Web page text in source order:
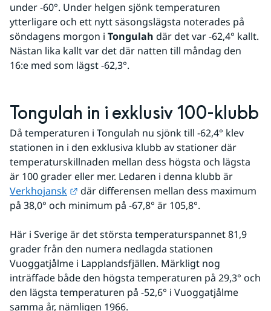
under -60°. Under helgen sjönk temperaturen
ytterligare och ett nytt säsongslägsta noterades på
söndagens morgon i Tongulah där det var -62,4° kallt.
Nästan lika kallt var det där natten till måndag den
16:e med som lägst -62,3°.
Tongulah in i exklusiv 100-klubb
Då temperaturen i Tongulah nu sjönk till -62,4° klev
stationen in i den exklusiva klubb av stationer där
temperaturskillnaden mellan dess högsta och lägsta
Verkhojansk
Länk till annan webbplats.
där differensen mellan dess maximum
på 38,0° och minimum på -67,8° är 105,8°.
Här i Sverige är det största temperaturspannet 81,9
grader från den numera nedlagda stationen
Vuoggatjålme i Lapplandsfjällen. Märkligt nog
inträffade både den högsta temperaturen på 29,3° och
den lägsta temperaturen på -52,6° i Vuoggatjålme
samma år, nämligen 1966.